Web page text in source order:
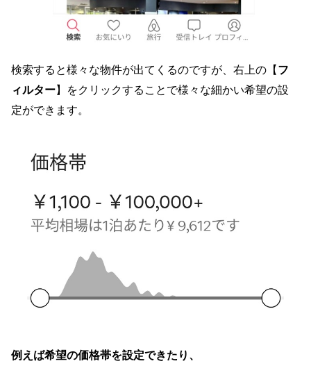
検索すると様々な物件が出てくるのですが、右上の【 フ
ィルター】をクリックすることで様々な細かい希望の設
定ができます。
例えば希望の価格帯を設定できたり、